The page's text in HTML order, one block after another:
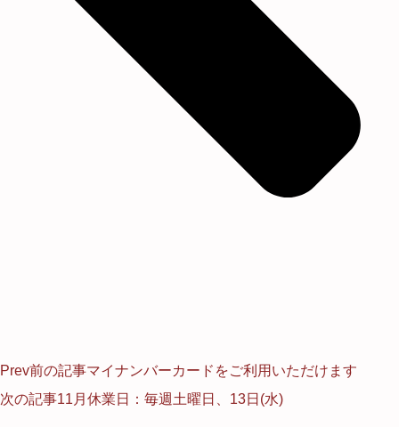
Prev前の記事マイナンバーカードをご利用いただけます
次の記事11月休業日：毎週土曜日、13日(水)